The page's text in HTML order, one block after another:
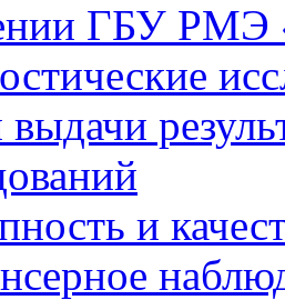
ГБУ
и